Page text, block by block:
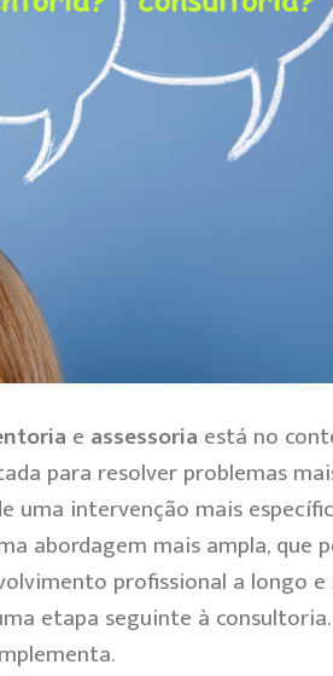
e assessoria está no
para resolver problemas
uma intervenção mais
abordagem mais ampla, que
profissional a longo
etapa seguinte à